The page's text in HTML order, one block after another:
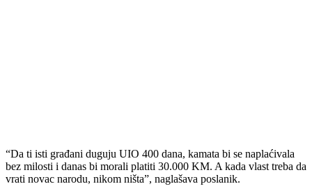
“Da ti isti građani duguju UIO 400 dana, kamata bi se naplaćivala
bez milosti i danas bi morali platiti 30.000 KM. A kada vlast treba da
vrati novac narodu, nikom ništa”, naglašava poslanik.